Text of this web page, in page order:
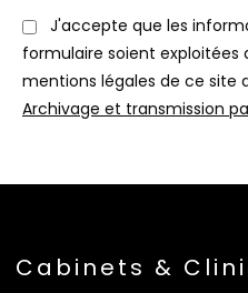
J'accepte que les
formulaire soient exploitées
mentions légales de ce site
Archivage et transmission
Cabinets &